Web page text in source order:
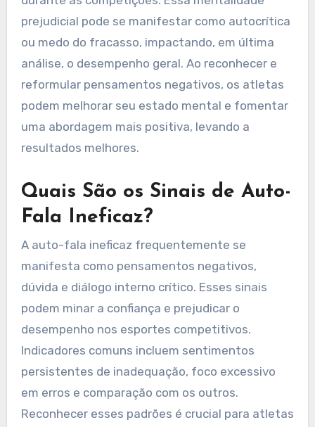
prejudicial pode se manifestar como autocrítica
ou medo do fracasso, impactando, em última
análise, o desempenho geral. Ao reconhecer e
reformular pensamentos negativos, os atletas
podem melhorar seu estado mental e fomentar
uma abordagem mais positiva, levando a
resultados melhores.
Quais São os Sinais de Auto-
Fala Ineficaz?
A auto-fala ineficaz frequentemente se
manifesta como pensamentos negativos,
dúvida e diálogo interno crítico. Esses sinais
podem minar a confiança e prejudicar o
desempenho nos esportes competitivos.
Indicadores comuns incluem sentimentos
persistentes de inadequação, foco excessivo
em erros e comparação com os outros.
Reconhecer esses padrões é crucial para atletas